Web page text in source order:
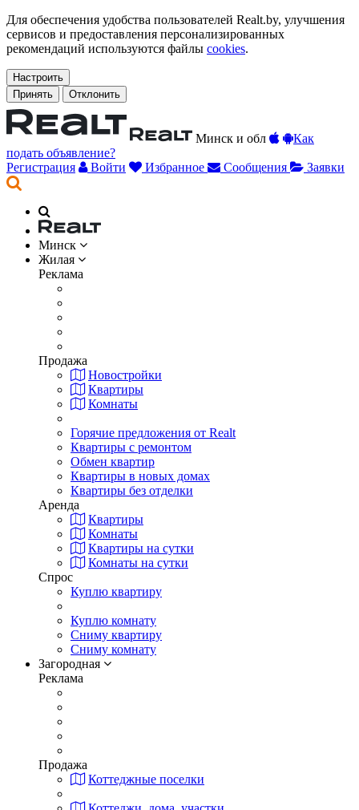
Для обеспечения удобства пользователей Realt.by, улучшения
сервисов и предоставления персонализированных
рекомендаций используются файлы cookies.
Настроить
Принять
Отклонить
Минск и обл
Как
подать объявление?
Регистрация
Войти Избранное Сообщения Заявки
Минск
Жилая
Реклама
Продажа
Новостройки
Квартиры
Комнаты
Горячие предложения от Realt
Квартиры с ремонтом
Обмен квартир
Квартиры в новых домах
Квартиры без отделки
Аренда
Квартиры
Комнаты
Квартиры на сутки
Комнаты на сутки
Спрос
Куплю квартиру
Куплю комнату
Сниму квартиру
Сниму комнату
Загородная
Реклама
Продажа
Коттеджные поселки